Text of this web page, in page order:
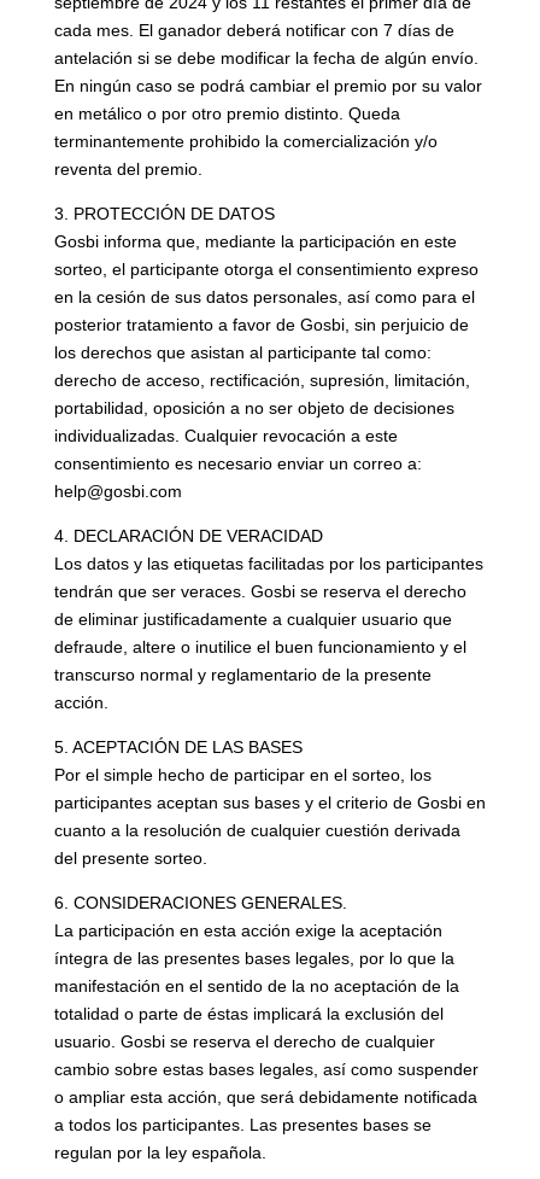
cada mes. El ganador deberá notificar con 7 días de
antelación si se debe modificar la fecha de algún envío.
En ningún caso se podrá cambiar el premio por su valor
en metálico o por otro premio distinto. Queda
terminantemente prohibido la comercialización y/o
reventa del premio.
3. PROTECCIÓN DE DATOS
Gosbi informa que, mediante la participación en este
sorteo, el participante otorga el consentimiento expreso
en la cesión de sus datos personales, así como para el
posterior tratamiento a favor de Gosbi, sin perjuicio de
los derechos que asistan al participante tal como:
derecho de acceso, rectificación, supresión, limitación,
portabilidad, oposición a no ser objeto de decisiones
individualizadas. Cualquier revocación a este
consentimiento es necesario enviar un correo a:
help@gosbi.com
4. DECLARACIÓN DE VERACIDAD
Los datos y las etiquetas facilitadas por los participantes
tendrán que ser veraces. Gosbi se reserva el derecho
de eliminar justificadamente a cualquier usuario que
defraude, altere o inutilice el buen funcionamiento y el
transcurso normal y reglamentario de la presente
acción.
5. ACEPTACIÓN DE LAS BASES
Por el simple hecho de participar en el sorteo, los
participantes aceptan sus bases y el criterio de Gosbi en
cuanto a la resolución de cualquier cuestión derivada
del presente sorteo.
6. CONSIDERACIONES GENERALES.
La participación en esta acción exige la aceptación
íntegra de las presentes bases legales, por lo que la
manifestación en el sentido de la no aceptación de la
totalidad o parte de éstas implicará la exclusión del
usuario. Gosbi se reserva el derecho de cualquier
cambio sobre estas bases legales, así como suspender
o ampliar esta acción, que será debidamente notificada
a todos los participantes. Las presentes bases se
regulan por la ley española.